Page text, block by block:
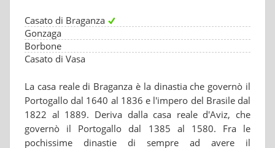
Casato di Braganza
Gonzaga
Borbone
Casato di Vasa
La casa reale di Braganza è la dinastia che governò il
Portogallo dal 1640 al 1836 e l'impero del Brasile dal
1822 al 1889. Deriva dalla casa reale d'Aviz, che
governò il Portogallo dal 1385 al 1580. Fra le
pochissime dinastie di sempre ad avere il